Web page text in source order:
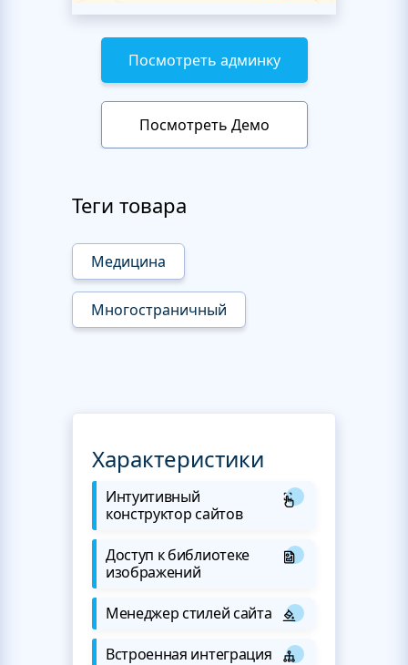
Посмотреть админку
Посмотреть Демо
Теги товара
Медицина
Многостраничный
Характеристики
Интуитивный
конструктор сайтов
Доступ к библиотеке
изображений
Менеджер стилей сайта
Встроенная интеграция